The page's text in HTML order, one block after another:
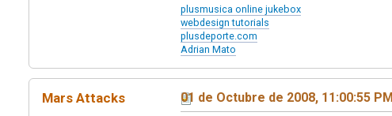
plusmusica online jukebox
webdesign tutorials
plusdeporte.com
Adrian Mato
Mars Attacks
01 de Octubre de 2008, 11:00:55 PM